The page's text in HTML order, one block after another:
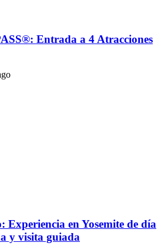
Entrada a 4 Atracciones
Experiencia en Yosemite de día
y visita guiada